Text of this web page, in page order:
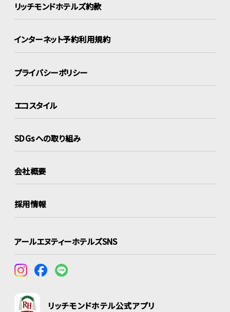
リッチモンドホテルズ約款
インターネット予約利用規約
プライバシーポリシー
エコスタイル
SDGsへの取り組み
会社概要
採用情報
アールエヌティーホテルズSNS
リッチモンドホテル公式アプリ